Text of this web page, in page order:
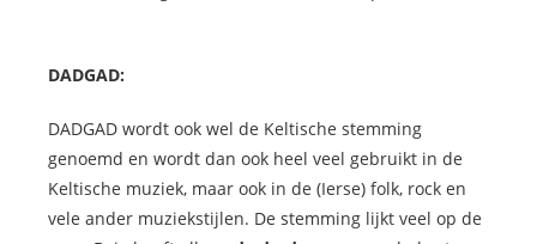
DADGAD:
DADGAD wordt ook wel de Keltische stemming
genoemd en wordt dan ook heel veel gebruikt in de
Keltische muziek, maar ook in de (Ierse) folk, rock en
vele ander muziekstijlen. De stemming lijkt veel op de